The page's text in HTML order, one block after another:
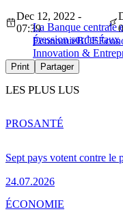
La Banque centrale
pression sur les taux
Dec 12, 2022 -
07:39
ÉconomieBCE
Innovation &
Print Partager
LES PLUS LUS
Sept pays votent contre le
24.07.2026
PROSANTÉ
ÉCONOMIE